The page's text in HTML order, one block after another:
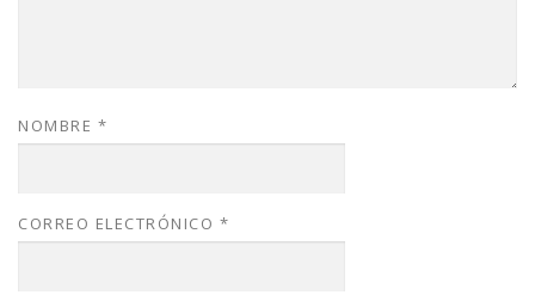
NOMBRE *
CORREO ELECTRÓNICO *